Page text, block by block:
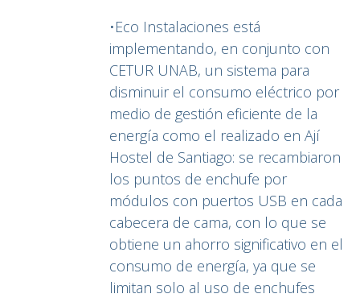
•Eco Instalaciones está
implementando, en conjunto con
CETUR UNAB, un sistema para
disminuir el consumo eléctrico por
medio de gestión eficiente de la
energía como el realizado en Ají
Hostel de Santiago: se recambiaron
los puntos de enchufe por
módulos con puertos USB en cada
cabecera de cama, con lo que se
obtiene un ahorro significativo en el
consumo de energía, ya que se
limitan solo al uso de enchufes